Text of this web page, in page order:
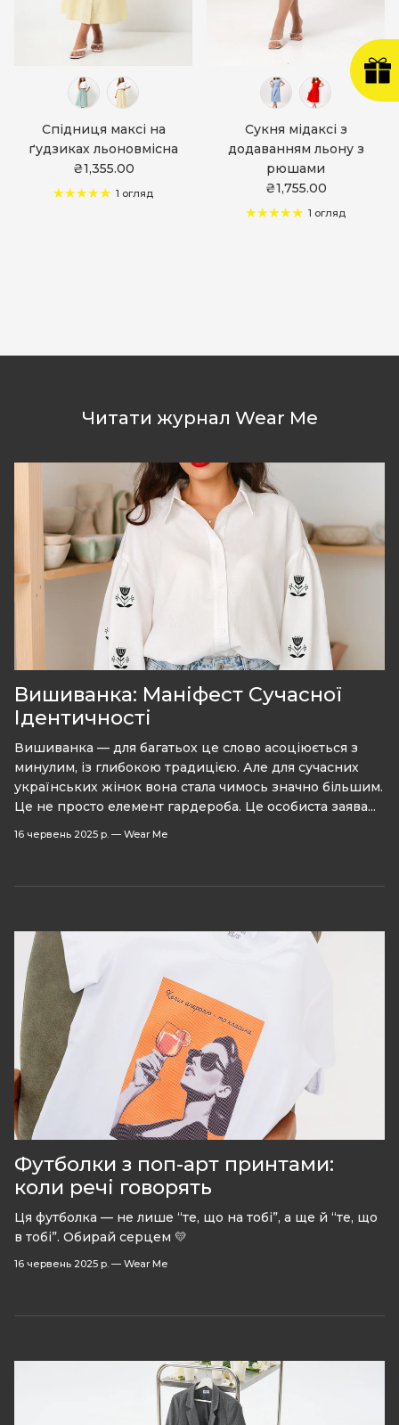
Спідниця максі на
ґудзиках льоновмісна
₴1,355.00
1 огляд
Сукня мідаксі з
додаванням льону з
рюшами
₴1,755.00
1 огляд
Читати журнал Wear Me
Вишиванка: Маніфест Сучасної
Ідентичності
Вишиванка — для багатьох це слово асоціюється з
минулим, із глибокою традицією. Але для сучасних
українських жінок вона стала чимось значно більшим.
Це не просто елемент гардероба. Це особиста заява...
16 червень 2025 р. — Wear Me
Футболки з поп-арт принтами:
коли речі говорять
Ця футболка — не лише “те, що на тобі”, а ще й “те, що
в тобі”. Обирай серцем 💛
16 червень 2025 р. — Wear Me